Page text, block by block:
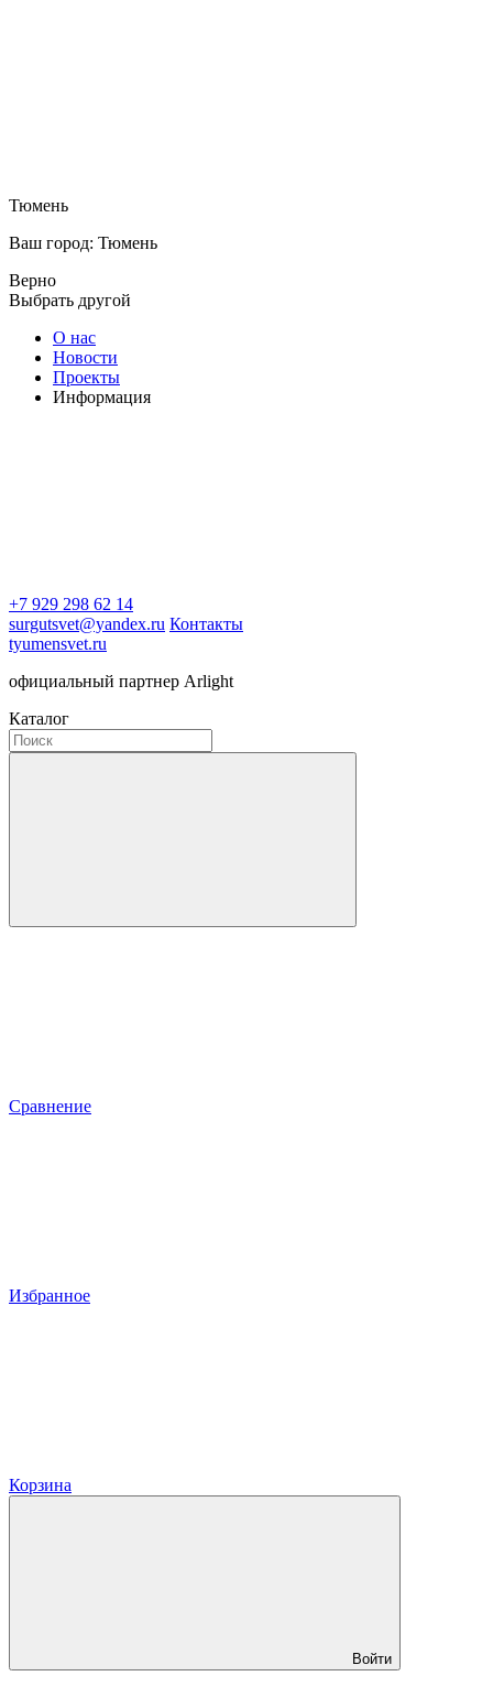
Тюмень
Ваш город: Тюмень
Верно
Выбрать другой
О нас
Новости
Проекты
Информация
+7 929 298 62 14
surgutsvet@yandex.ru Контакты
tyumensvet.ru
официальный партнер Arlight
Каталог
Сравнение
Избранное
Корзина
Войти